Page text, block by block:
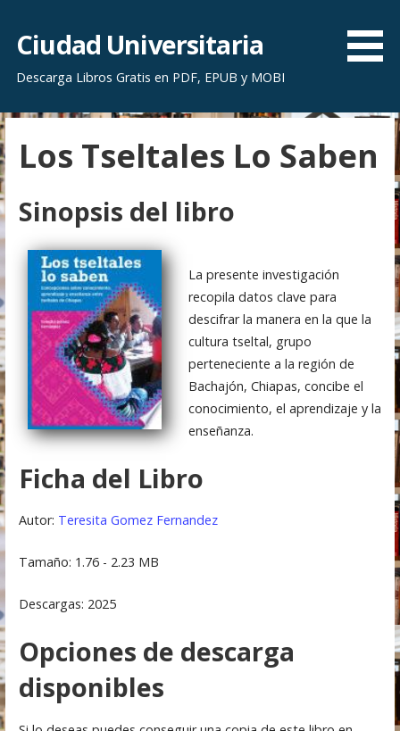
r
a
l
c
o
n
e
n
i
d
o
Ciudad Universitaria
Descarga Libros Gratis en PDF, EPUB y MOBI
Los Tseltales Lo Saben
Sinopsis del libro
La presente investigación
recopila datos clave para
descifrar la manera en la que la
cultura tseltal, grupo
perteneciente a la región de
Bachajón, Chiapas, concibe el
conocimiento, el aprendizaje y la
enseñanza.
Ficha del Libro
Autor: Teresita Gomez Fernandez
Tamaño: 1.76 - 2.23 MB
Descargas: 2025
Opciones de descarga
disponibles